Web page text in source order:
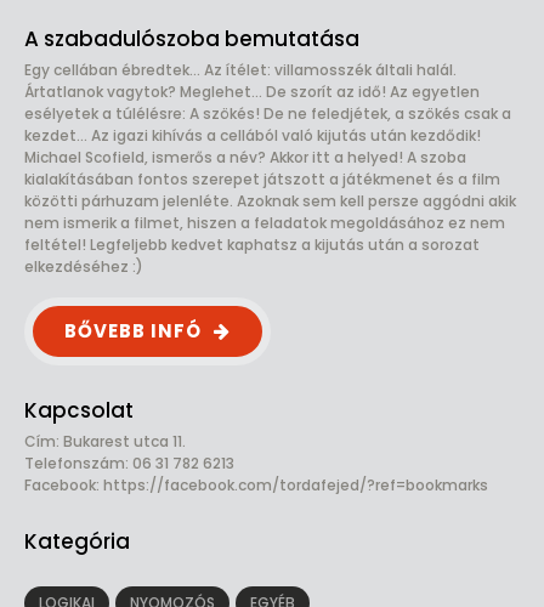
A szabadulószoba bemutatása
Egy cellában ébredtek... ​Az ítélet: villamosszék általi halál.
Ártatlanok vagytok? Meglehet... De szorít az idő! Az egyetlen
esélyetek a túlélésre: A szökés! De ne feledjétek, a szökés csak a
kezdet... Az igazi kihívás a cellából való kijutás után kezdődik!
Michael Scofield, ismerős a név? Akkor itt a helyed! A szoba
kialakításában fontos szerepet játszott a játékmenet és a film
közötti párhuzam jelenléte. Azoknak sem kell persze aggódni akik
nem ismerik a filmet, hiszen a feladatok megoldásához ez nem
feltétel! Legfeljebb kedvet kaphatsz a kijutás után a sorozat
elkezdéséhez :)
BŐVEBB INFÓ
Kapcsolat
Cím: Bukarest utca 11.
Telefonszám: 06 31 782 6213
Facebook: https://facebook.com/tordafejed/?ref=bookmarks
Kategória
LOGIKAI NYOMOZÓS EGYÉB